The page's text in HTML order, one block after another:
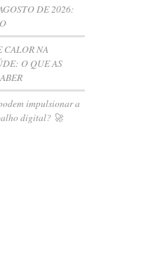
DE 2026:
CALOR NA
O QUE AS
impulsionar a
digital? 🚀